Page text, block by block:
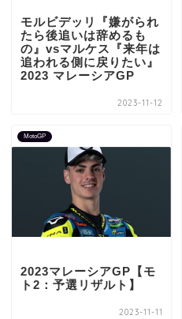
モルビデッリ『嫌がられ
たら後追いは辞めるも
の』vsマルケス『来年は
追われる側に戻りたい』
2023 マレーシアGP
2023-11-12
MotoGP
2023マレーシアGP【モ
ト2：予選リザルト】
2023-11-11